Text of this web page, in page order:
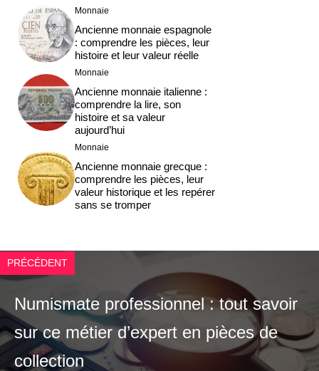
Monnaie
Ancienne monnaie espagnole
: comprendre les pièces, leur
histoire et leur valeur réelle
Monnaie
Ancienne monnaie italienne :
comprendre la lire, son
histoire et sa valeur
aujourd’hui
Monnaie
Ancienne monnaie grecque :
comprendre les pièces, leur
valeur historique et les repérer
sans se tromper
PRÉCÉDENT
Numismate professionnel : tout savoir
sur ce métier d’expert en pièces de
collection